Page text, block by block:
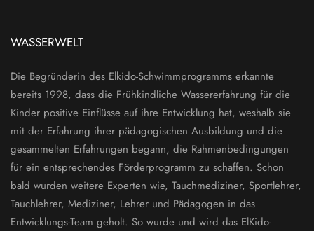
WASSERWELT
Die Begründerin des Elkido-Schwimmprogramms erkannte
bereits 1998, dass die Frühkindliche Wassererfahrung für die
Kinder positive Einflüsse auf ihre Entwicklung hat, weshalb sie
mit der Erfahrung ihrer pädagogischen Ausbildung und die
gesammelten Erfahrungen begann, die Rahmenbedingungen
für ein entsprechendes Förderprogramm zu schaffen. Schon
bald wurden weitere Experten wie, Tauchmediziner, Sportlehrer,
Tauchlehrer, Mediziner, Lehrer und Pädagogen in das
Entwicklungs-Team geholt. So wurde und wird das ElKido-